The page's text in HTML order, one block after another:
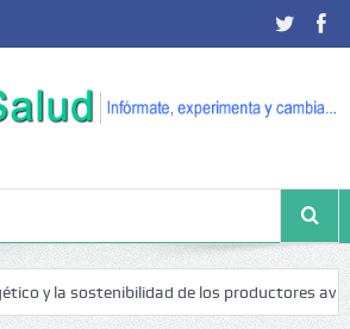
de los productores avícolas